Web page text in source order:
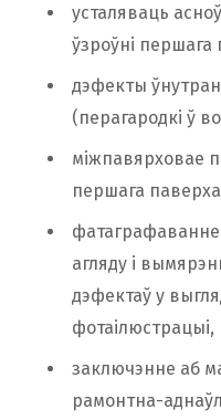
усталяваць
ўзроўні першага
дэфекты
(перагародкі ў
міжпавярховае
першага
фатаграфаванне
агляду і
дэфектаў у
фотаілюстрацыі,
заключэнне аб
рамонтна-